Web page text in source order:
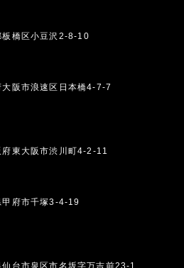
板橋区小豆沢2-8-10
大阪市浪速区日本橋4-7-7
府東大阪市渋川町4-2-11
甲府市千塚3-4-19
仙台市泉区市名坂字万吉前23-1